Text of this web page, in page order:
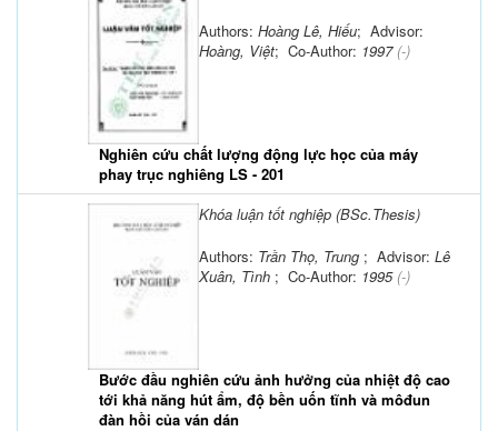
Nghiên cứu chất lượng động lực học của máy
phay trục nghiêng LS - 201
Authors: Hoàng Lê, Hiếu; Advisor:
Hoàng, Việt; Co-Author: 1997(-)
Khóa luận tốt nghiệp (BSc.Thesis)
Bước đầu nghiên cứu ảnh hưởng của nhiệt độ cao
tới khả năng hút ẩm, độ bền uốn tĩnh và môđun
đàn hồi của ván dán
Authors: Trần Thọ, Trung ; Advisor: Lê
Xuân, Tình ; Co-Author: 1995(-)